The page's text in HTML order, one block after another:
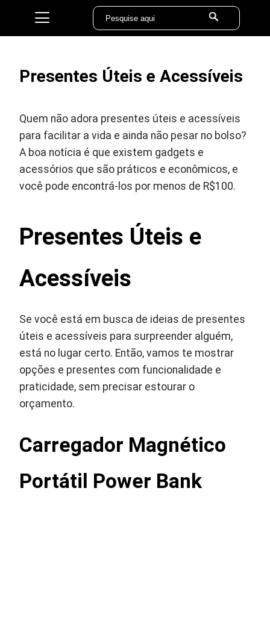
Presentes Úteis e Acessíveis
Quem não adora presentes úteis e acessíveis
para facilitar a vida e ainda não pesar no bolso?
A boa notícia é que existem gadgets e
acessórios que são práticos e econômicos, e
você pode encontrá-los por menos de R$100.
Presentes Úteis e
Acessíveis
Se você está em busca de ideias de presentes
úteis e acessíveis para surpreender alguém,
está no lugar certo. Então, vamos te mostrar
opções e presentes com funcionalidade e
praticidade, sem precisar estourar o
orçamento.
Carregador Magnético
Portátil Power Bank